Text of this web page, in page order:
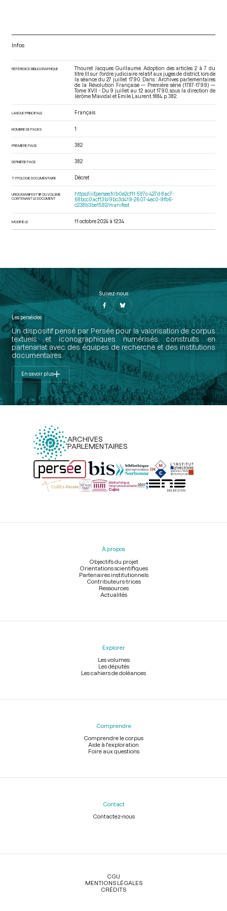
Infos
RÉFÉRENCE BIBLIOGRAPHIQUE
Thouret Jacques Guillaume. Adoption des articles 2 à 7 du
titre III sur l'ordre judiciaire relatif aux juges de district, lors de
la séance du 27 juillet 1790. Dans : Archives parlementaires
de la Révolution Française — Première série (1787-1799) —
Tome XVII - Du 9 juillet au 12 aout 1790 , sous la direction de
Jérôme Mavidal et Emile Laurent. 1884. p. 382.
LANGUE PRINCIPALE Français
NOMBRE DE PAGES 1
PREMIÈRE PAGE 382
DERNIÈRE PAGE 382
TYPOLOGIE DOCUMENTAIRE Décret
URI DU MANIFEST IIIF DU VOLUME
CONTENANT LE DOCUMENT
https://iiif.persee.fr/b0e2cf11-597c-427d-8ac7-
68bcc0acf13b/9bc3d419-2607-4ec0-9fb6-
c238b3be1592/manifest
MODIFIÉ LE 11 octobre 2024 à 12:34
Suivez-nous
Les perséides
Un dispositif pensé par Persée pour la valorisation de corpus
textuels et iconographiques numérisés construits en
partenariat avec des équipes de recherche et des institutions
documentaires.
En savoir plus
ARCHIVES
PARLEMENTAIRES
Menu
À propos
Objectifs du projet
Orientations scientifiques
Partenaires institutionnels
Contributeurs-trices
Ressources
Actualités
Explorer
Les volumes
Les députés
Les cahiers de doléances
Comprendre
Comprendre le corpus
Aide à l'exploration
Foire aux questions
Contact
Contactez-nous
Légal
CGU
MENTIONS LÉGALES
CRÉDITS